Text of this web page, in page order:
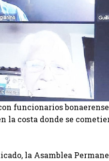
funcionarios
la costa donde se
la Asamblea